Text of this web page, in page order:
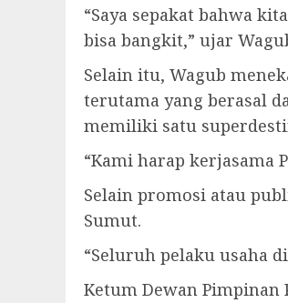
“Saya sepakat bahwa
bisa bangkit,” ujar
Selain itu, Wagub
terutama yang berasal
memiliki satu
“Kami harap kerjasama
Selain promosi atau
Sumut.
“Seluruh pelaku usaha
Ketum Dewan Pimpinan